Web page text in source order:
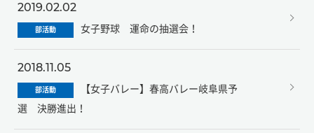
2019.02.02
部活動 女子野球 運命の抽選会！
2018.11.05
部活動
【女子バレー】春高バレー岐阜県予
選 決勝進出！